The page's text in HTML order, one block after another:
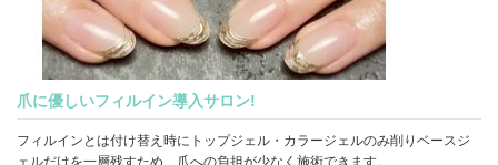
爪に優しいフィルイン導入サロン!
フィルインとは付け替え時にトップジェル・カラージェルのみ削りベースジ